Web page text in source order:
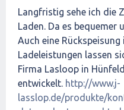
Langfristig sehe ich die
Laden. Da es
Auch eine
Ladeleistungen lassen
Firma Lasloop in
entwickelt. http://www.j-
lasslop.de/produkte/